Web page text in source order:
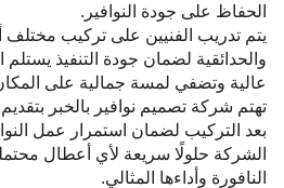
الحفاظ على جودة النوافير.
يتم تدريب الفنيين على تركيب مختلف
والحدائقية لضمان جودة التنفيذ يستلم
عالية وتضفي لمسة جمالية على
تهتم شركة تصميم نوافير بالخبر
بعد التركيب لضمان استمرار عمل
الشركة حلولًا سريعة لأي أعطال
النافورة وأداءها المثالي.